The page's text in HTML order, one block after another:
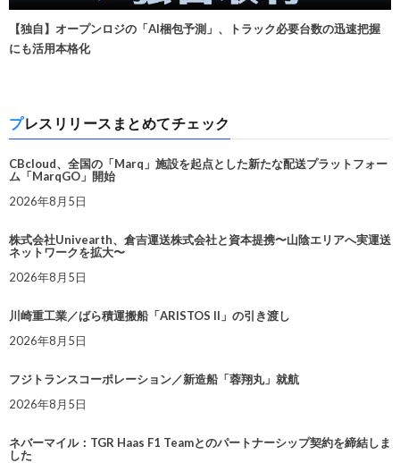
【独自】オープンロジの「AI梱包予測」、トラック必要台数の迅速把握
にも活用本格化
プレスリリースまとめてチェック
CBcloud、全国の「Marq」施設を起点とした新たな配送プラットフォー
ム「MarqGO」開始
2026年8月5日
株式会社Univearth、倉吉運送株式会社と資本提携〜山陰エリアへ実運送
ネットワークを拡大〜
2026年8月5日
川崎重工業／ばら積運搬船「ARISTOS II」の引き渡し
2026年8月5日
フジトランスコーポレーション／新造船「蓉翔丸」就航
2026年8月5日
ネバーマイル：TGR Haas F1 Teamとのパートナーシップ契約を締結しま
した